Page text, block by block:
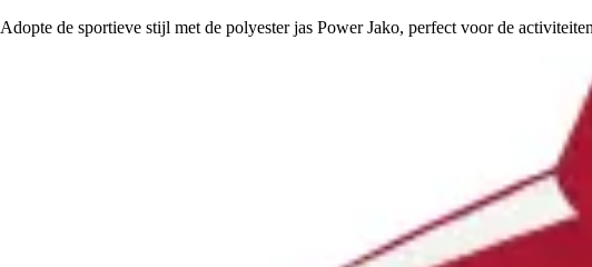
Adopte de sportieve stijl met de polyester jas Power Jako, perfect voor de